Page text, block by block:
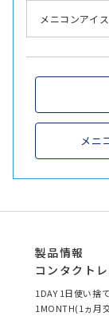
メニコンアイ
メニ
製品情報
コンタクト
1DAY 1日使い捨
1MONTH(1ヵ月